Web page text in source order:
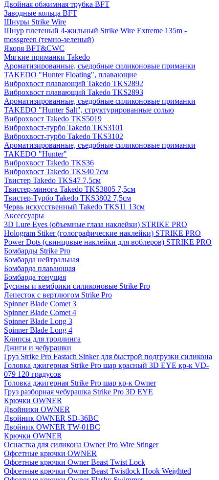
Двойная обжимная трубка BFT
Заводные кольца BFT
Шнуры Strike Wire
Шнур плетеный 4-жильный Strike Wire Extreme 135m -
mossgreen (темно-зеленый)
Якоря BFT&CWC
Мягкие приманки Takedo
Ароматизированные, съедобные силиконовые приманки
TAKEDO "Hunter Floating", плавающие
Виброхвост плавающий Takedo TKS2892
Виброхвост плавающий Takedo TKS2893
Ароматизированные, съедобные силиконовые приманки
TAKEDO "Hunter Salt", структурированные солью
Виброхвост Takedo TKS5019
Виброхвост-турбо Takedo TKS3101
Виброхвост-турбо Takedo TKS3102
Ароматизированные, съедобные силиконовые приманки
TAKEDO "Hunter"
Виброхвост Takedo TKS36
Виброхвост Takedo TKS40 7см
Твистер Takedo TKS47 7,5см
Твистер-минога Takedo TKS3805 7,5см
Твистер-Турбо Takedo TKS3802 7,5см
Червь искусственный Takedo TKS11 13см
Аксессуары
3D Lure Eyes (объемные глаза наклейки) STRIKE PRO
Hologram Stiker (голографические наклейки) STRIKE PRO
Power Dots (свинцовые наклейки для воблеров) STRIKE PRO
Бомбарды Strike Pro
Бомбарда нейтральная
Бомбарда плавающая
Бомбарда тонущая
Бусины и кембрики силиконовые Strike Pro
Лепесток с вертлюгом Strike Pro
Spinner Blade Comet 3
Spinner Blade Comet 4
Spinner Blade Long 3
Spinner Blade Long 4
Клипсы для троллинга
Джиги и чебурашки
Груз Strike Pro Fastach Sinker для быстрой подгрузки силикона
Головка джигерная Strike Pro шар красный 3D EYE кр-к VD-
079 120 градусов
Головка джигерная Strike Pro шар кр-к Owner
Груз разборная чебурашка Strike Pro 3D EYE
Крючки OWNER
Двойники OWNER
Двойник OWNER SD-36BC
Двойник OWNER TW-01BC
Крючки OWNER
Оснастка для силикона Owner Pro Wire Stinger
Офсетные крючки OWNER
Офсетные крючки Owner Beast Twist Lock
Офсетные крючки Owner Beast Twistlock Hook Weighted